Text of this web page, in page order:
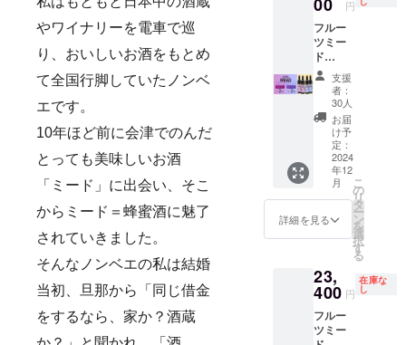
やワイナリーを電車で巡
り、おいしいお酒をもとめ
て全国行脚していたノンベ
エです。
10年ほど前に会津でのんだ
とっても美味しいお酒
「ミード」に出会い、そこ
からミード＝蜂蜜酒に魅了
されていきました。
そんなノンベエの私は結婚
当初、旦那から「同じ借金
をするなら、家か？酒蔵
ズ・
肉・タ
ルトと
相性抜
群 ・賞
味期
限：な
し ・開
封前は
常温保
存OKな
ので冷
蔵庫の
心配な
し！ ・
開封後
は冷蔵
週間ほ
ど楽し
めま
す。 ・
消費税
の原料:
蜂蜜
(ミャン
マー
産、国
産）、
葡萄、
米こう
じ ・ラ
ベルの
原料: 蜂
蜜(ミャ
ンマー
産、国
ブルー
ベ
じ ・無
ろ過/ 無
香料 / 無
着色 ・
冷やし
ラアイ
けてス
イーツ
感覚 蜂
蜜酒醸
造所が
造る -
無ろ過
のミー
ド - ・
アル
コー
ル：
（ス
イー
蜜(ミャ
ンマー
産、国
産）、
葡萄、
用） ・
配送予
定：
2024年
12月20
日以降
・消費
税+全国
送料を
含む ＜
おすす
めの飲
み方＞
冷や
してス
チー
ズ・
トビー
フ・年
蜜・秩
父産ブ
ルーベ
リー使
用） ・
配送予
定：
2024年
12月20
日以降
・消費
税+全国
送料を
含む ＜
おすす
してス
トレー
ト・
ロック
チー
円
フルー
ツミー
ド
500ml 4
本 無濾
過のハ
チミツ
酒 ・フ
ルーツ
ミード2
本 （蜂
蜜・ち
ちぶ山
ルビー
使用）
・フ
ミード2
本 （蜂
蜜・秩
父産ブ
ルーベ
支援
者：
30人
お届
け予
定：
2024
年12
月
詳細を見る
こ
の
リ
タ
ー
ン
を
選
択
す
る
23,
400 円
在庫な
し
フルー
ツミー